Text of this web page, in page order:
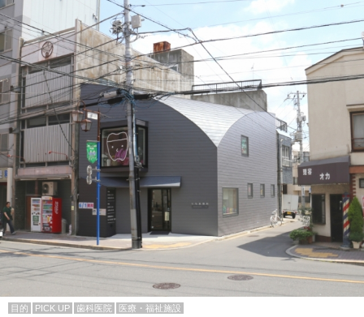
目的 PICK UP 歯科医院 医療・福祉施設